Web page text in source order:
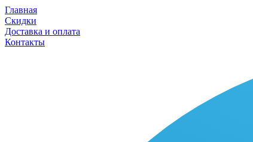
Главная
Скидки
Доставка и оплата
Контакты